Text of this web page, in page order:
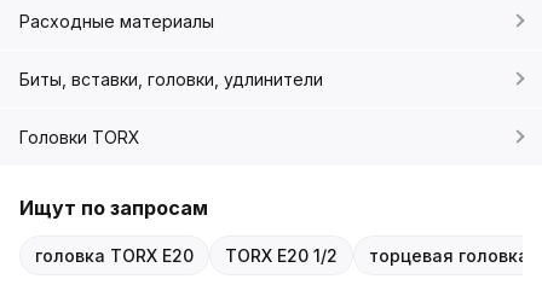
Расходные материалы
Биты, вставки, головки, удлинители
Головки TORX
Ищут по запросам
головка TORX E20 TORX E20 1/2 торцевая головка